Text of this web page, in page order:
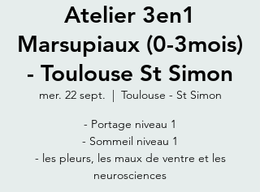
Atelier 3en1
Marsupiaux (0-3mois)
- Toulouse St Simon
mer. 22 sept.
  |
Toulouse - St Simon
- Portage niveau 1
- Sommeil niveau 1
- les pleurs, les maux de ventre et les
neurosciences